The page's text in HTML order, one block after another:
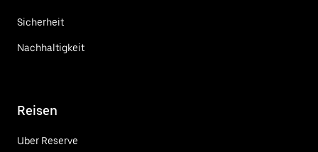
Sicherheit
Nachhaltigkeit
Reisen
Uber Reserve